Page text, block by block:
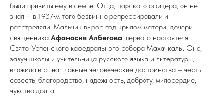
были привиты ему в семье. Отца, царского офицера, он не
знал – в 1937‑м того безвинно репрессировали и
расстреляли. Мальчик вырос под крылом матери, дочери
священника Афанасия Албегова, первого настоятеля
Свято-Успенского кафедрального собора Махачкалы. Она,
завуч школы и учительница русского языка и литературы,
вложила в сына главные человеческие достоинства – честь,
совесть, благородство, надежность, доброту, милосердие,
чувство долга.